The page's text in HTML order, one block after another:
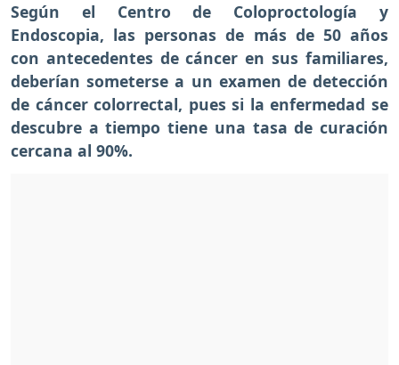
Según el Centro de Coloproctología y
Endoscopia, las personas de más de 50 años
con antecedentes de cáncer en sus familiares,
deberían someterse a un examen de detección
de cáncer colorrectal, pues si la enfermedad se
descubre a tiempo tiene una tasa de curación
cercana al 90%.